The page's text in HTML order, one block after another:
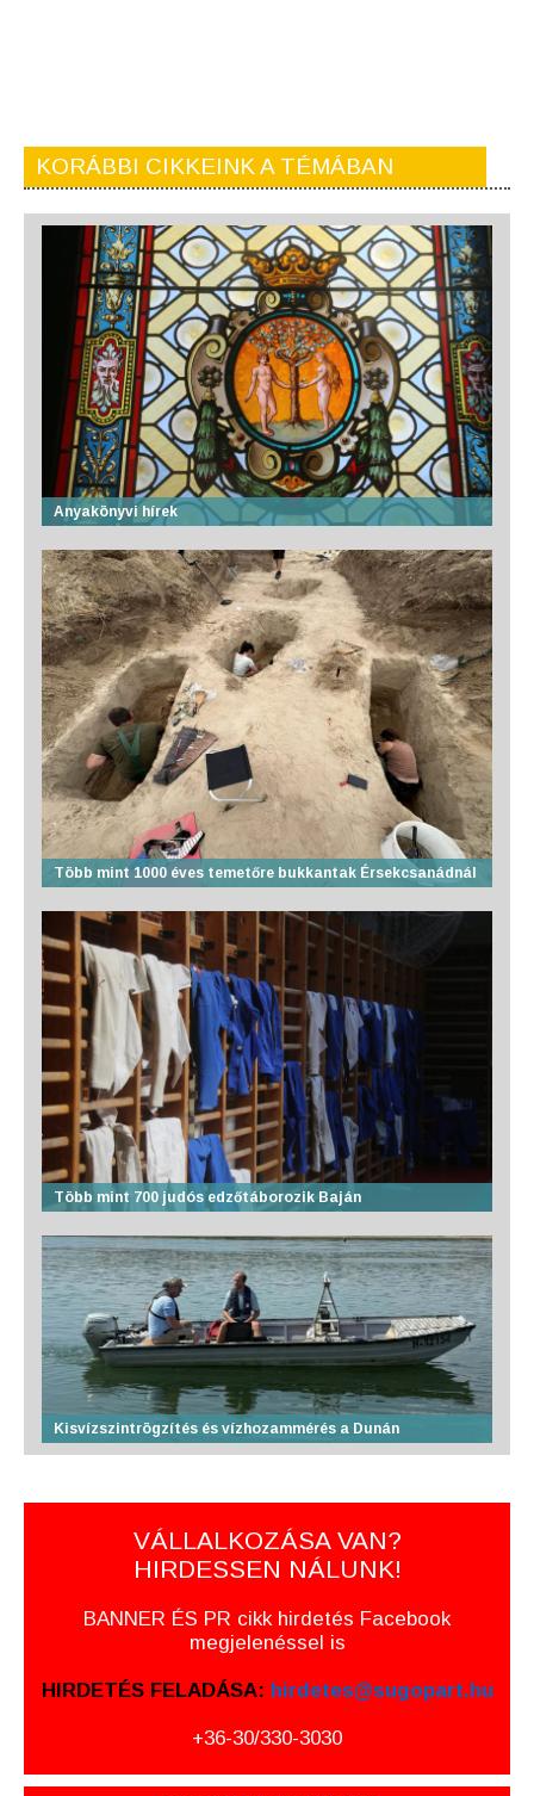
KORÁBBI CIKKEINK A TÉMÁBAN
Anyakönyvi hírek
Több mint 1000 éves temetőre bukkantak Érsekcsanádnál
Több mint 700 judós edzőtáborozik Baján
Kisvízszintrögzítés és vízhozammérés a Dunán
VÁLLALKOZÁSA VAN?
HIRDESSEN NÁLUNK!
BANNER ÉS PR cikk hirdetés Facebook
megjelenéssel is
HIRDETÉS FELADÁSA: hirdetes@sugopart.hu
+36-30/330-3030